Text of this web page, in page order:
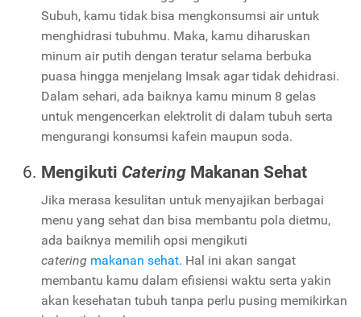
Subuh, kamu tidak bisa mengkonsumsi air untuk
menghidrasi tubuhmu. Maka, kamu diharuskan
minum air putih dengan teratur selama berbuka
puasa hingga menjelang Imsak agar tidak dehidrasi.
Dalam sehari, ada baiknya kamu minum 8 gelas
untuk mengencerkan elektrolit di dalam tubuh serta
mengurangi konsumsi kafein maupun soda.
Mengikuti Catering Makanan Sehat
Jika merasa kesulitan untuk menyajikan berbagai
menu yang sehat dan bisa membantu pola dietmu,
ada baiknya memilih opsi mengikuti
catering makanan sehat. Hal ini akan sangat
membantu kamu dalam efisiensi waktu serta yakin
akan kesehatan tubuh tanpa perlu pusing memikirkan